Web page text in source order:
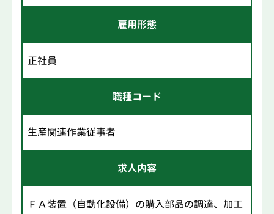
雇用形態
正社員
職種コード
生産関連作業従事者
求人内容
ＦＡ装置（自動化設備）の購入部品の調達、加工